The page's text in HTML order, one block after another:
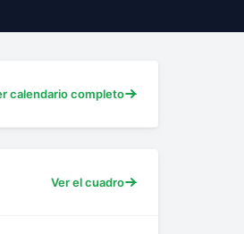
calendario completo
Ver el cuadro